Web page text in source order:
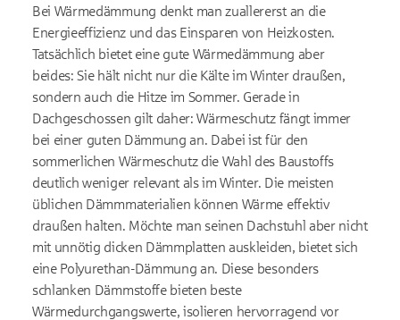
Bei Wärmedämmung denkt man zuallererst an die
Energieeffizienz und das Einsparen von Heizkosten.
Tatsächlich bietet eine gute Wärmedämmung aber
beides: Sie hält nicht nur die Kälte im Winter draußen,
sondern auch die Hitze im Sommer. Gerade in
Dachgeschossen gilt daher: Wärmeschutz fängt immer
bei einer guten Dämmung an. Dabei ist für den
sommerlichen Wärmeschutz die Wahl des Baustoffs
deutlich weniger relevant als im Winter. Die meisten
üblichen Dämmmaterialien können Wärme effektiv
draußen halten. Möchte man seinen Dachstuhl aber nicht
mit unnötig dicken Dämmplatten auskleiden, bietet sich
eine Polyurethan-Dämmung an. Diese besonders
schlanken Dämmstoffe bieten beste
Wärmedurchgangswerte, isolieren hervorragend vor